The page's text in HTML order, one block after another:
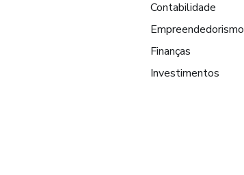
Contabilidade
Empreendedorismo
Finanças
Investimentos